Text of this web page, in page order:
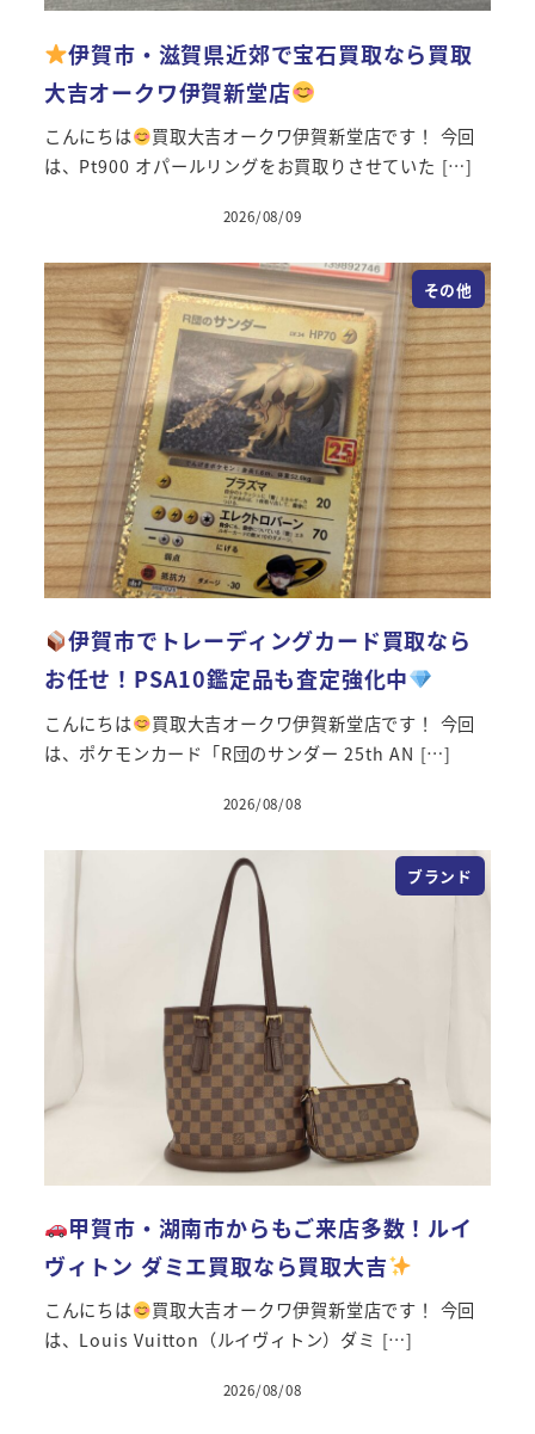
伊賀市・滋賀県近郊で宝石買取なら買取
大吉オークワ伊賀新堂店
こんにちは
買取大吉オークワ伊賀新堂店です！ 今回
は、Pt900 オパールリングをお買取りさせていた […]
投稿日
2026/08/09
その他
伊賀市でトレーディングカード買取なら
お任せ！PSA10鑑定品も査定強化中
こんにちは
買取大吉オークワ伊賀新堂店です！ 今回
は、ポケモンカード「R団のサンダー 25th AN […]
投稿日
2026/08/08
ブランド
甲賀市・湖南市からもご来店多数！ルイ
ヴィトン ダミエ買取なら買取大吉
こんにちは
買取大吉オークワ伊賀新堂店です！ 今回
は、Louis Vuitton（ルイヴィトン）ダミ […]
投稿日
2026/08/08